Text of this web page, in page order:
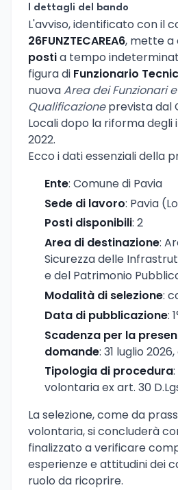
I dettagli del bando
L'avviso, identificato con il
26FUNZTECAREA6, mette a
postia tempo
figura di Funzionario
nuovaArea dei Funzionari
Qualificazioneprevista dal
Locali dopo la riforma
2022.
Ecco i dati essenziali della
Ente: Comune di Pavia
Sede di lavoro: Pavia
Posti disponibili: 2
Area di destinazione:
Sicurezza delle
e del Patrimonio
Modalità di selezione:
Data di pubblicazione:
Scadenza per la
domande: 31 luglio
Tipologia di procedura
volontaria ex art. 30
La selezione, come da
volontaria, si concluderà
finalizzato a verificare
esperienze e attitudini dei
ruolo da ricoprire.